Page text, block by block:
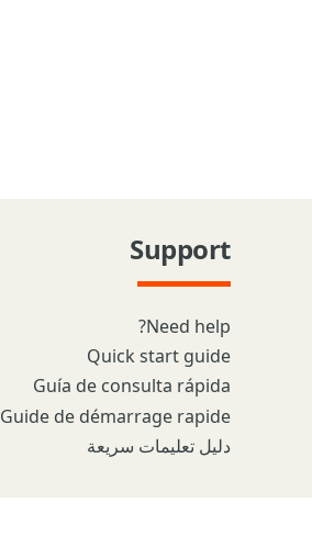
Support
Need help?
Quick start guide
Guía de consulta rápida
Guide de démarrage rapide
دليل تعليمات سريعة